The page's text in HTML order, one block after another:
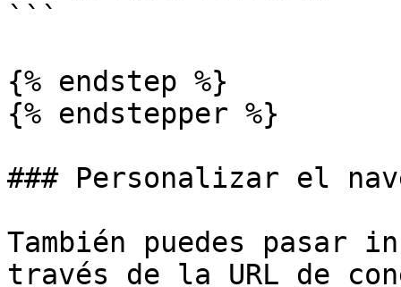
```
{% endstep %}
{% endstepper %}
### Personalizar el
También puedes pasar
través de la URL de